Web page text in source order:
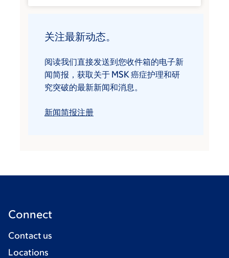
关注最新动态。
阅读我们直接发送到您收件箱的电子新
闻简报，获取关于 MSK 癌症护理和研
究突破的最新新闻和消息。
新闻简报注册
Connect
Contact us
Locations